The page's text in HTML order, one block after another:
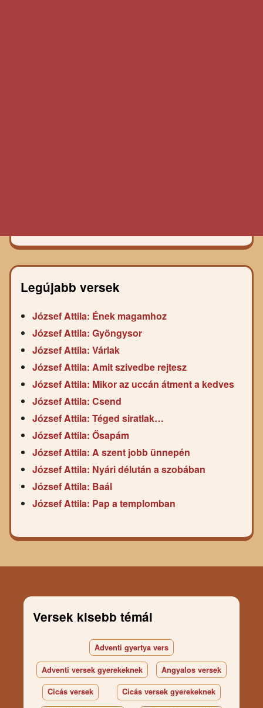
Legújabb versek
József Attila: Ének magamhoz
József Attila: Gyöngysor
József Attila: Várlak
József Attila: Amit szivedbe rejtesz
József Attila: Mikor az uccán átment a kedves
József Attila: Csend
József Attila: Téged siratlak…
József Attila: Ősapám
József Attila: A szent jobb ünnepén
József Attila: Nyári délután a szobában
József Attila: Baál
József Attila: Pap a templomban
Versek kisebb témái
Adventi gyertya vers
Adventi versek gyerekeknek Angyalos versek
Cicás versek Cicás versek gyerekeknek